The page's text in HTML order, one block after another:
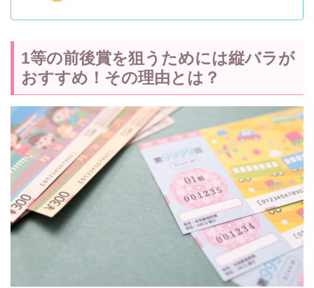
1等の前後賞を狙うためには縦バラが
おすすめ！その理由とは？